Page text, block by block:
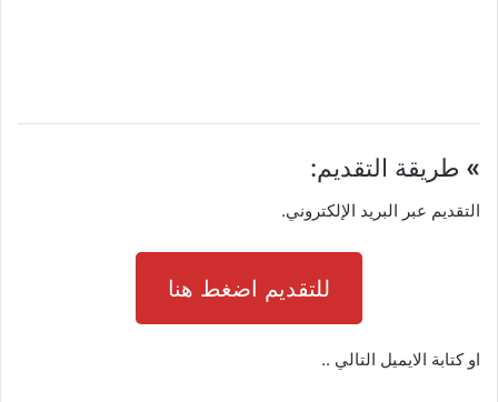
» طريقة التقديم:
التقديم عبر البريد الإلكتروني.
للتقديم اضغط هنا
او كتابة الايميل التالي ..